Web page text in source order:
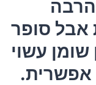
עשוי
ברגע
אתם
אבל סופר
שומן עשוי
אפשרית.